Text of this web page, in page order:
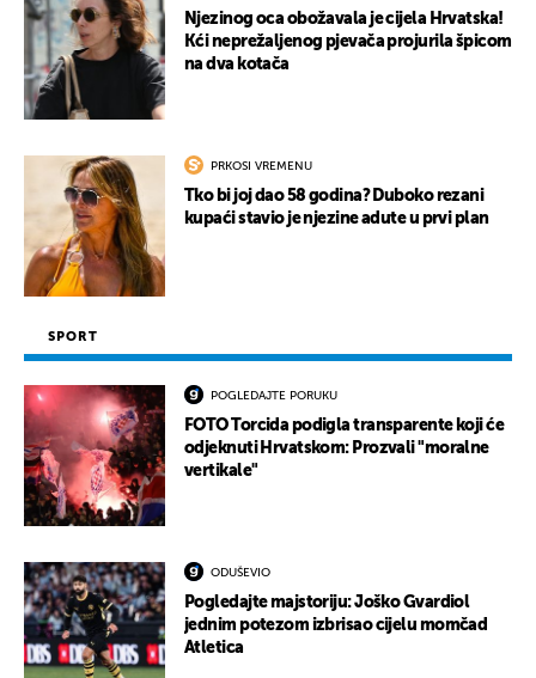
Njezinog oca obožavala je cijela Hrvatska!
Kći neprežaljenog pjevača projurila špicom
na dva kotača
PRKOSI VREMENU
Tko bi joj dao 58 godina? Duboko rezani
kupaći stavio je njezine adute u prvi plan
SPORT
POGLEDAJTE PORUKU
FOTO Torcida podigla transparente koji će
odjeknuti Hrvatskom: Prozvali "moralne
vertikale"
ODUŠEVIO
Pogledajte majstoriju: Joško Gvardiol
jednim potezom izbrisao cijelu momčad
Atletica